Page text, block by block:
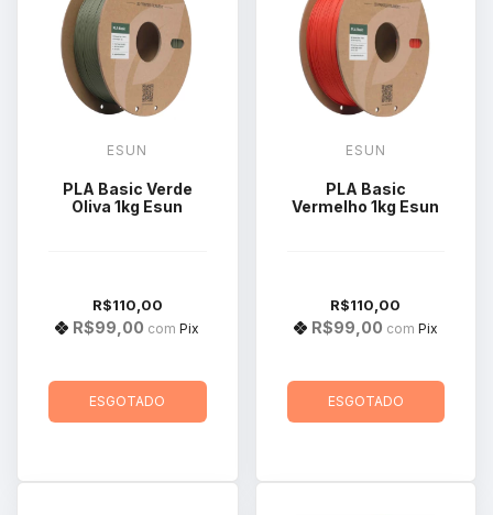
ESUN
PLA Basic Verde
Oliva 1kg Esun
R$110,00
R$99,00 com Pix
ESGOTADO
ESUN
PLA Basic
Vermelho 1kg Esun
R$110,00
R$99,00 com Pix
ESGOTADO